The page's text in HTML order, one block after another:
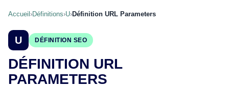
Accueil ›Définitions›U›Définition URL Parameters
U DÉFINITION SEO
DÉFINITION URL
PARAMETERS